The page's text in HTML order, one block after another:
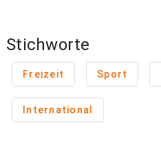
Stichworte
Freizeit Sport
International